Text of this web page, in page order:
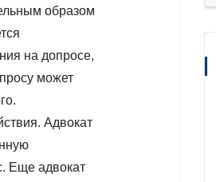
образом
на допросе,
может
Адвокат
Еще адвокат